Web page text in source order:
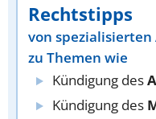
Rechtstipps
von
zu Themen wie
Kündigung des
Kündigung des